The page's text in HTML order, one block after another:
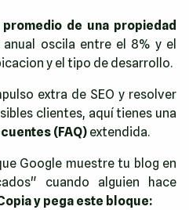
de una propiedad
anual oscila entre el 8% y el
y el tipo de desarrollo.
extra de SEO y resolver
clientes, aquí tienes una
(FAQ) extendida.
Google muestre tu blog en
cuando alguien hace
y pega este bloque: